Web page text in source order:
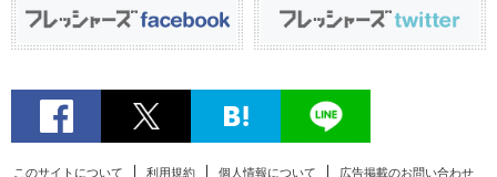
このサイトについて 利用規約 個人情報について 広告掲載のお問い合わせ